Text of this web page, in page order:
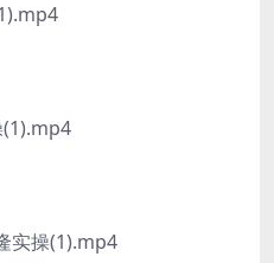
实操(1).mp4